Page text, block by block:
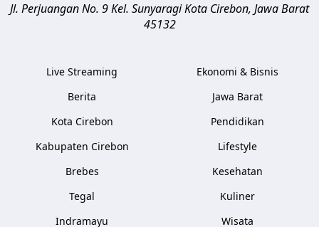
Jl. Perjuangan No. 9 Kel. SunyaragiKota Cirebon, Jawa Barat
45132
Live Streaming
Berita
Kota Cirebon
Kabupaten Cirebon
Brebes
Tegal
Indramayu
Ekonomi & Bisnis
Jawa Barat
Pendidikan
Lifestyle
Kesehatan
Kuliner
Wisata